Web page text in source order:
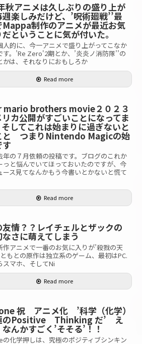
秋アニメは久しぶりの盛り上が
週楽しみだけど、’呪術廻戦’’最
Mappa制作のアニメが最近お気
ということに気が付いた。
人的に、今一アニメで盛り上がってこなか
す。’Re Zero'2期とか、’炎炎ノ消防隊’’の
かは、それなりにおもしろか
Read more
mario brothers movie２０２３
カ公開がすごいことになってま
してこれは始まりに過ぎないと
と つまりNintendo Magicの始
す
年の７月依頼の投稿です。ブログのこれか
っと悩んでいてほっておいたのですが、今
ース見てなんかもう今書いとかないと慌て
Read more
情？？レイチェルとザックの
さに萌えてしまう
作アニメで一番のお気に入りが’殺戮の天
もとの原作は独立系のゲーム、最初はPC.
スマホ、そしてNi
Read more
祝 アニメ化 ’科学（化学）
のPositive Thinking だ’ え
んかすごく’そそる’！！
の化学押しは、究極のポジティブシンキン